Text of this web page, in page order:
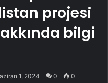
projesi
bilgi
1, 2024 0 0